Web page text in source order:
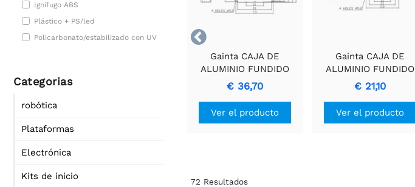
Ignífugo ABS
Plástico + PS/led
Policarbonato/estabilizado con UV
Categorias
robótica
Plataformas
Electrónica
Kits de inicio

Gainta CAJA DE
ALUMINIO FUNDIDO
IMPERMEABLE CON
BRIDA
€ 36,70
Ver el producto
Gainta CAJA DE
ALUMINIO FUNDIDO
IMPERMEABLE CON
BRIDA
€ 21,10
Ver el producto
72 Resultados